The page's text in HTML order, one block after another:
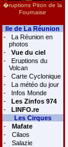
�ruptions Piton de la
Fournaise
Ile de La Réunion
-
La Réunion en
photos
-
Vue du ciel
-
Eruptions du
Volcan
-
Carte Cyclonique
-
La météo du jour
-
Infos Monde
-
Les Zinfos 974
-
LINFO.re
Les Cirques
-
Mafate
-
Cilaos
-
Salazie